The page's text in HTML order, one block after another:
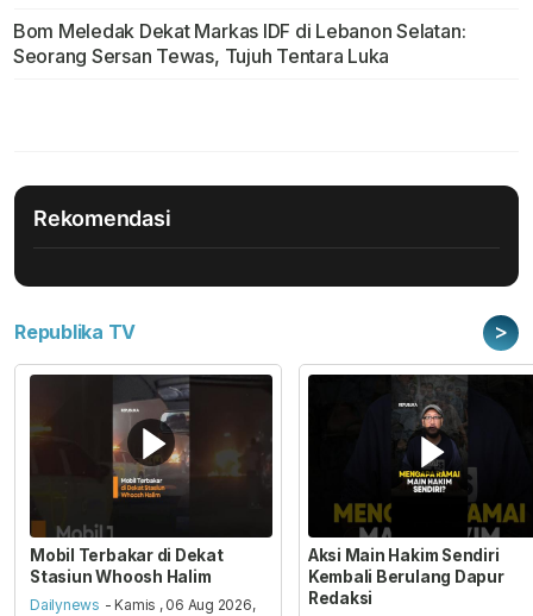
Bom Meledak Dekat Markas IDF di Lebanon Selatan:
Seorang Sersan Tewas, Tujuh Tentara Luka
Rekomendasi
Republika TV >
Mobil Terbakar di Dekat
Stasiun Whoosh Halim
Dailynews - Kamis , 06 Aug 2026,
Aksi Main Hakim Sendiri
Kembali Berulang Dapur
Redaksi